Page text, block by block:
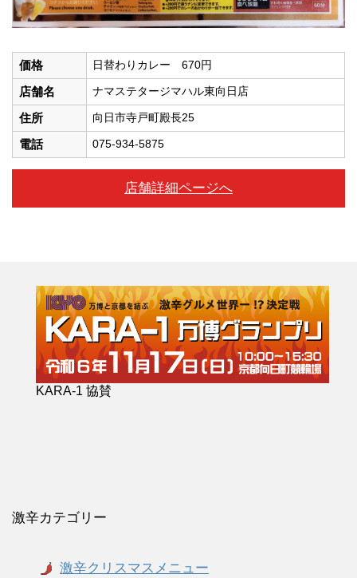
価格 日替わりカレー 670円
店舗名 ナマステタージマハル東向日店
住所 向日市寺戸町殿長25
電話 075-934-5875
店舗詳細ページへ
KARA-1 協賛
激辛カテゴリー
激辛クリスマスメニュー